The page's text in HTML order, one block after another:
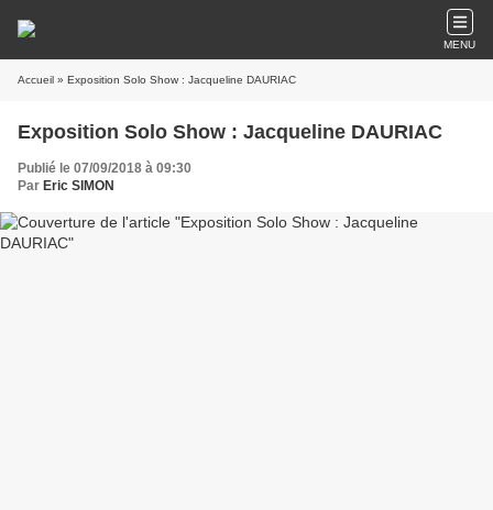
MENU
Accueil » Exposition Solo Show : Jacqueline DAURIAC
Exposition Solo Show : Jacqueline DAURIAC
Publié le 07/09/2018 à 09:30
Par Eric SIMON